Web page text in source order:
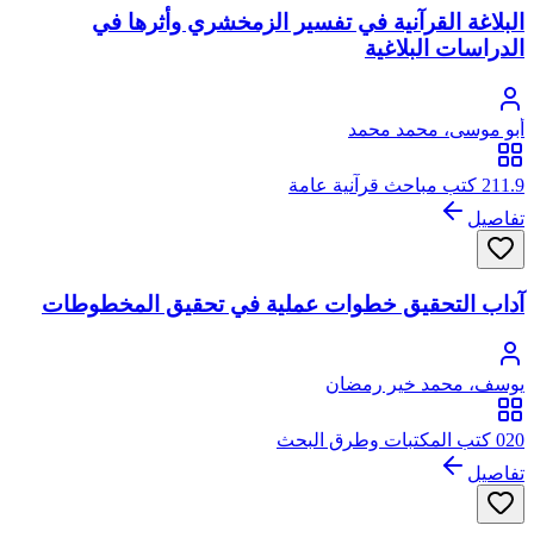
البلاغة القرآنية في تفسير الزمخشري وأثرها في
الدراسات البلاغية
أبو موسى، محمد محمد
211.9 كتب مباحث قرآنية عامة
تفاصيل
آداب التحقيق خطوات عملية في تحقيق المخطوطات
يوسف، محمد خير رمضان
020 كتب المكتبات وطرق البحث
تفاصيل